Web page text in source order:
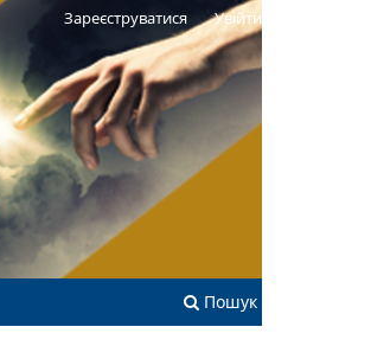
Пошук
Зареєструватися Увійти